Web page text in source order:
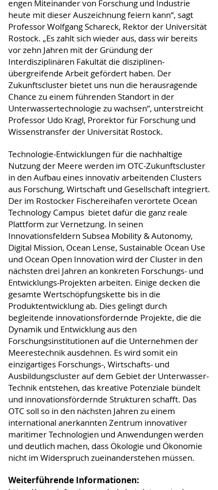
engen Miteinander von Forschung und Industrie
heute mit dieser Auszeichnung feiern kann“, sagt
Professor Wolfgang Schareck, Rektor der Universität
Rostock. „Es zahlt sich wieder aus, dass wir bereits
vor zehn Jahren mit der Gründung der
Interdisziplinären Fakultät die disziplinen-
übergreifende Arbeit gefördert haben. Der
Zukunftscluster bietet uns nun die herausragende
Chance zu einem führenden Standort in der
Unterwassertechnologie zu wachsen“, unterstreicht
Professor Udo Kragl, Prorektor für Forschung und
Wissenstransfer der Universität Rostock.
Technologie-Entwicklungen für die nachhaltige
Nutzung der Meere werden im OTC-Zukunftscluster
in den Aufbau eines innovativ arbeitenden Clusters
aus Forschung, Wirtschaft und Gesellschaft integriert.
Der im Rostocker Fischereihafen verortete Ocean
Technology Campus bietet dafür die ganz reale
Plattform zur Vernetzung. In seinen
Innovationsfeldern Subsea Mobility & Autonomy,
Digital Mission, Ocean Lense, Sustainable Ocean Use
und Ocean Open Innovation wird der Cluster in den
nächsten drei Jahren an konkreten Forschungs- und
Entwicklungs-Projekten arbeiten. Einige decken die
gesamte Wertschöpfungskette bis in die
Produktentwicklung ab. Dies gelingt durch
begleitende innovationsfördernde Projekte, die die
Dynamik und Entwicklung aus den
Forschungsinstitutionen auf die Unternehmen der
Meerestechnik ausdehnen. Es wird somit ein
einzigartiges Forschungs-, Wirtschafts- und
Ausbildungscluster auf dem Gebiet der Unterwasser-
Technik entstehen, das kreative Potenziale bündelt
und innovationsfördernde Strukturen schafft. Das
OTC soll so in den nächsten Jahren zu einem
international anerkannten Zentrum innovativer
maritimer Technologien und Anwendungen werden
und deutlich machen, dass Ökologie und Ökonomie
nicht im Widerspruch zueinanderstehen müssen.
Weiterführende Informationen: